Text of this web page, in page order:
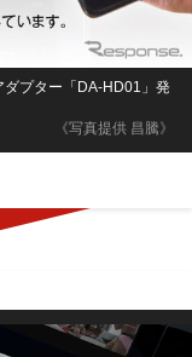
《写真提供 昌騰》
プター「DA-HD01」発